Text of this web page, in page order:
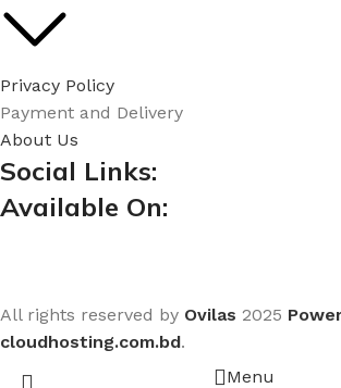
Privacy Policy
Payment and Delivery
About Us
Social Links:
Available On:
All rights reserved by Ovilas 2025
cloudhosting.com.bd.
Menu